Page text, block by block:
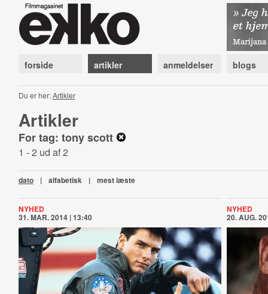
forside artikler anmeldelser blogs
Du er her:Artikler
Artikler
For tag: tony scott
1 - 2 ud af 2
dato | alfabetisk | mest læste
NYHED
31. MAR. 2014 | 13:40
NYHED
20. AUG.